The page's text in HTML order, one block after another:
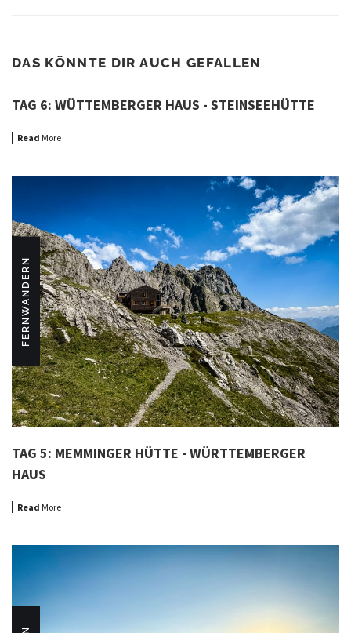
DAS KÖNNTE DIR AUCH GEFALLEN
TAG 6: WÜTTEMBERGER HAUS - STEINSEEHÜTTE
Read More
FERNWANDERN
TAG 5: MEMMINGER HÜTTE - WÜRTTEMBERGER
HAUS
Read More